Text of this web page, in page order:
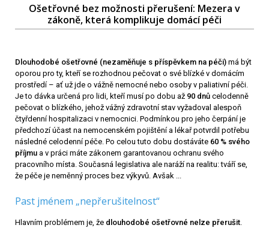
Ošetřovné bez možnosti přerušení: Mezera v
zákoně, která komplikuje domácí péči
Dlouhodobé ošetřovné (nezaměňuje s příspěvkem na péči) má být
oporou pro ty, kteří se rozhodnou pečovat o své blízké v domácím
prostředí – ať už jde o vážně nemocné nebo osoby v paliativní péči.
Je to dávka určená pro lidi, kteří musí po dobu až 90 dnů celodenně
pečovat o blízkého, jehož vážný zdravotní stav vyžadoval alespoň
čtyřdenní hospitalizaci v nemocnici. Podmínkou pro jeho čerpání je
předchozí účast na nemocenském pojištění a lékař potvrdil potřebu
následné celodenní péče. Po celou tuto dobu dostáváte 60 % svého
příjmu a v práci máte zákonem garantovanou ochranu svého
pracovního místa. Současná legislativa ale naráží na realitu: tváří se,
že péče je neměnný proces bez výkyvů. Avšak ...
Past jménem „nepřerušitelnost“
Hlavním problémem je, že dlouhodobé ošetřovné nelze přerušit